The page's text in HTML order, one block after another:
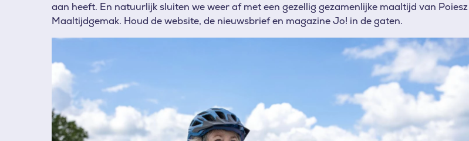
aan heeft. En natuurlijk sluiten we weer af met een gezellig gezamenlijke maaltijd van Poiesz
Maaltijdgemak. Houd de website, de nieuwsbrief en magazine Jo! in de gaten.